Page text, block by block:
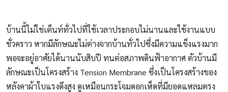
บ้านนี้ไม่ใช่เต็นท์ทั่วไปที่ใช้เวลาประกอบไม่นานและใช้งานแบบ
ชั่วคราว หากมีลักษณะไม่ต่างจากบ้านทั่วไปซึ่งมีความแข็งแรงมาก
พอจะอยู่อาศัยได้นานนับสิบปี ทนต่อสภาพดินฟ้าอากาศ ตัวบ้านมี
ลักษณะเป็นโครงสร้าง Tension Membrane ซึ่งเป็นโครงสร้างของ
หลังคาผ้าใบแรงดึงสูง ดูเหมือนกระโจมดอกเห็ดที่มียอดแหลมตรง